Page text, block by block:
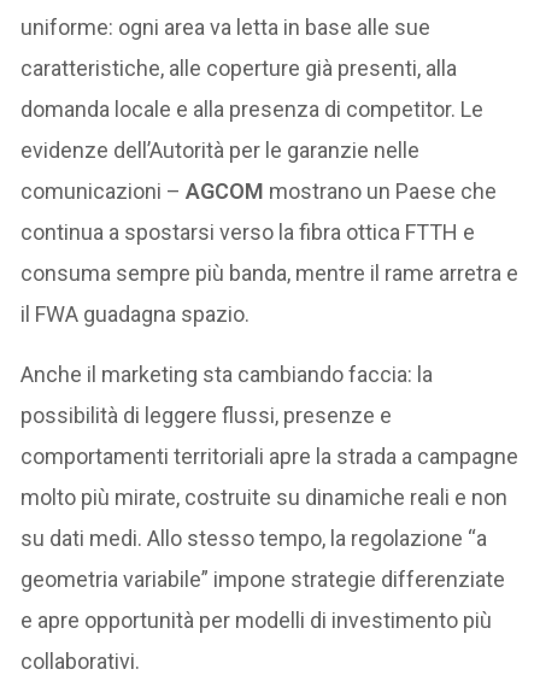
uniforme: ogni area va letta in base alle sue
caratteristiche, alle coperture già presenti, alla
domanda locale e alla presenza di competitor. Le
evidenze dell’Autorità per le garanzie nelle
comunicazioni –AGCOM mostrano un Paese che
continua a spostarsi verso la fibra ottica FTTH e
consuma sempre più banda, mentre il rame arretra e
il FWA guadagna spazio.
Anche il marketing sta cambiando faccia: la
possibilità di leggere flussi, presenze e
comportamenti territoriali apre la strada a campagne
molto più mirate, costruite su dinamiche reali e non
su dati medi. Allo stesso tempo, la regolazione “a
geometria variabile” impone strategie differenziate
e apre opportunità per modelli di investimento più
collaborativi.